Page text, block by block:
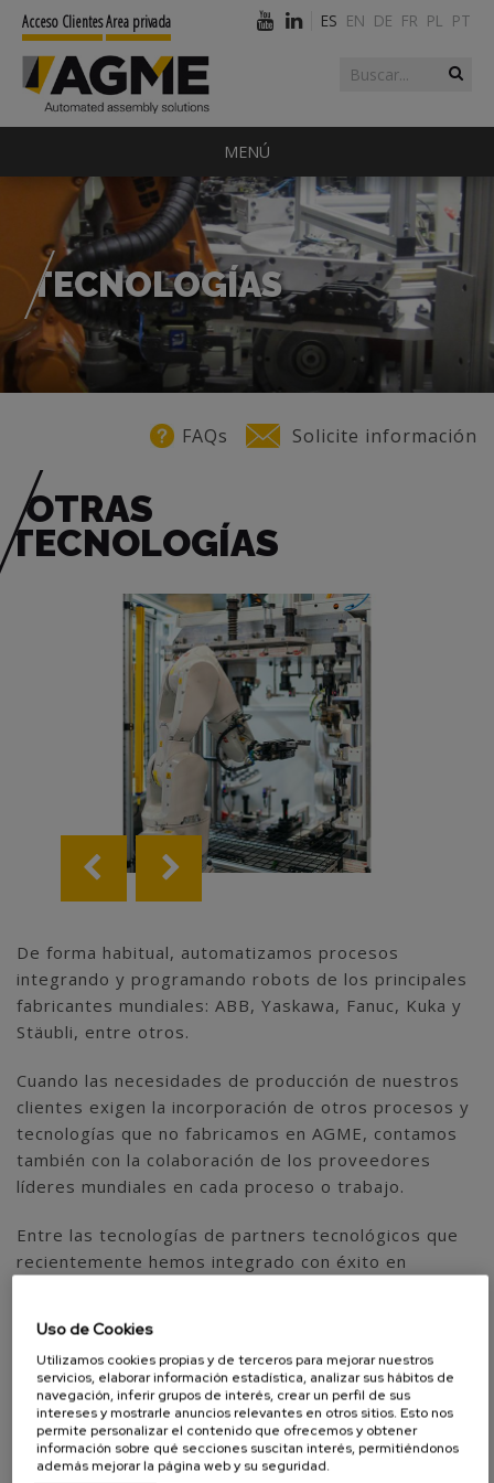
Formulario de
búsqueda
Buscar
Acceso ClientesArea privada ES EN DE FR PL PT
MENÚ
TECNOLOGÍAS
Solicite información
FAQs
OTRAS
TECNOLOGÍAS
De forma habitual, automatizamos procesos
integrando y programando robots de los principales
fabricantes mundiales: ABB, Yaskawa, Fanuc, Kuka y
Stäubli, entre otros.
Cuando las necesidades de producción de nuestros
clientes exigen la incorporación de otros procesos y
tecnologías que no fabricamos en AGME, contamos
también con la colaboración de los proveedores
líderes mundiales en cada proceso o trabajo.
Entre las tecnologías de partners tecnológicos que
recientemente hemos integrado con éxito en
sistemas adicionales de almacenaje, líneas flexibles
de transferización paletizadas e insertadoras
automáticas de pernos, entre otras.
Uso de Cookies
Utilizamos cookies propias y de terceros para mejorar nuestros
servicios, elaborar información estadística, analizar sus hábitos de
navegación, inferir grupos de interés, crear un perfil de sus
intereses y mostrarle anuncios relevantes en otros sitios. Esto nos
permite personalizar el contenido que ofrecemos y obtener
información sobre qué secciones suscitan interés, permitiéndonos
además mejorar la página web y su seguridad.